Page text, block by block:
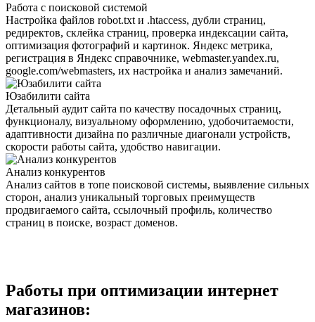
Работа с поисковой системой
Настройка файлов robot.txt и .htaccess, дубли страниц,
редиректов, склейка страниц, проверка индексации сайта,
оптимизация фотографий и картинок. Яндекс метрика,
регистрация в Яндекс справочнике, webmaster.yandex.ru,
google.com/webmasters, их настройка и анализ замечаний.
Юзабилити сайта
Детальный аудит сайта по качеству посадочных страниц,
функционалу, визуальному оформлению, удобочитаемости,
адаптивности дизайна по различные диагонали устройств,
скорости работы сайта, удобство навигации.
Анализ конкурентов
Анализ сайтов в топе поисковой системы, выявление сильных
сторон, анализ уникальный торговых преимуществ
продвигаемого сайта, ссылочный профиль, количество
страниц в поиске, возраст доменов.
Работы при оптимизации интернет
магазинов: